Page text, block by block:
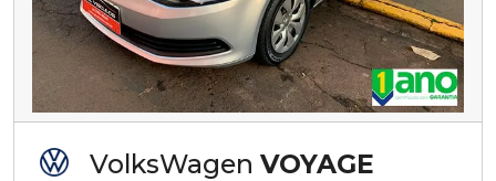
VolksWagen VOYAGE